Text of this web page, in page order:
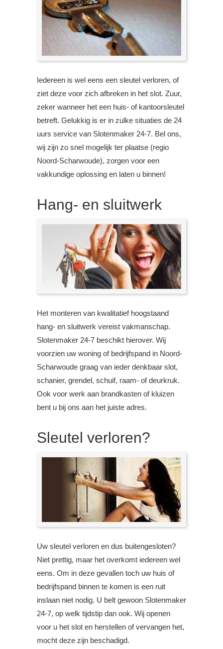
Iedereen is wel eens een sleutel verloren, of
ziet deze voor zich afbreken in het slot. Zuur,
zeker wanneer het een huis- of kantoorsleutel
betreft. Gelukkig is er in zulke situaties de 24
uurs service van Slotenmaker 24-7. Bel ons,
wij zijn zo snel mogelijk ter plaatse (regio
Noord-Scharwoude), zorgen voor een
vakkundige oplossing en laten u binnen!
Hang- en sluitwerk
Het monteren van kwalitatief hoogstaand
hang- en sluitwerk vereist vakmanschap.
Slotenmaker 24-7 beschikt hierover. Wij
voorzien uw woning of bedrijfspand in Noord-
Scharwoude graag van ieder denkbaar slot,
schanier, grendel, schuif, raam- of deurkruk.
Ook voor werk aan brandkasten of kluizen
bent u bij ons aan het juiste adres.
Sleutel verloren?
Uw sleutel verloren en dus buitengesloten?
Niet prettig, maar het overkomt iedereen wel
eens. Om in deze gevallen toch uw huis of
bedrijfspand binnen te komen is een ruit
inslaan niet nodig. U belt gewoon Slotenmaker
24-7, op welk tijdstip dan ook. Wij openen
voor u het slot en herstellen of vervangen het,
mocht deze zijn beschadigd.